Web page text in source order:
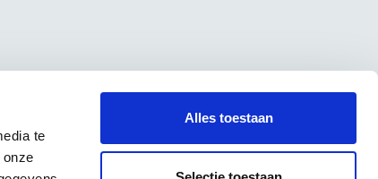
te
Alles toestaan